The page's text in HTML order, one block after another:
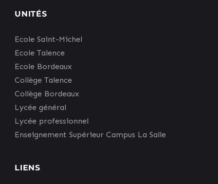
UNITÉS
Ecole Saint-Michel
Ecole Talence
Ecole Bordeaux
Collège Talence
Collège Bordeaux
Lycée général
Lycée professionnel
Enseignement Supérieur Campus La Salle
LIENS